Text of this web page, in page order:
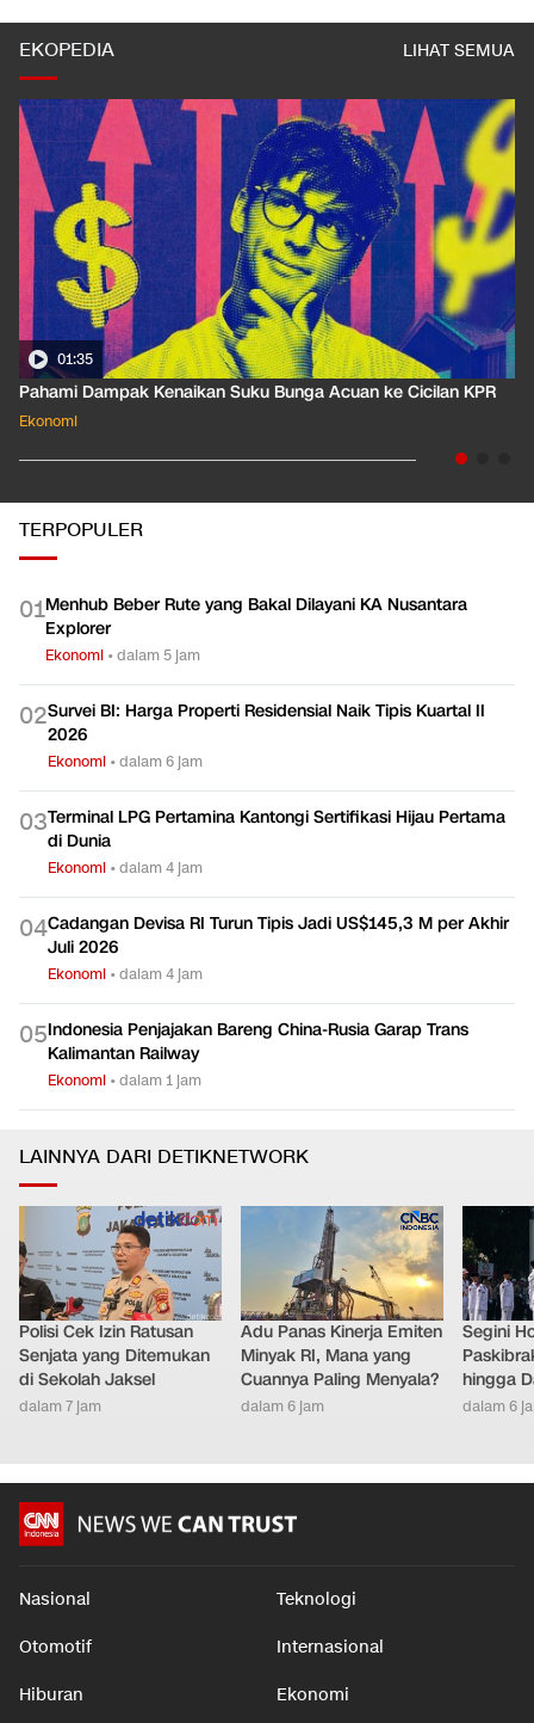
EKOPEDIA LIHAT SEMUA
01:35
Pahami Dampak Kenaikan Suku Bunga Acuan ke Cicilan KPR
Ekonomi
TERPOPULER
01Menhub Beber Rute yang Bakal Dilayani KA Nusantara
Explorer
Ekonomi •dalam 5 jam
02Survei BI: Harga Properti Residensial Naik Tipis Kuartal II
2026
Ekonomi •dalam 6 jam
03Terminal LPG Pertamina Kantongi Sertifikasi Hijau Pertama
di Dunia
Ekonomi •dalam 4 jam
04Cadangan Devisa RI Turun Tipis Jadi US$145,3 M per Akhir
Juli 2026
Ekonomi •dalam 4 jam
05Indonesia Penjajakan Bareng China-Rusia Garap Trans
Kalimantan Railway
Ekonomi •dalam 1 jam
LAINNYA DARI DETIKNETWORK
Polisi Cek Izin Ratusan
Senjata yang Ditemukan
di Sekolah Jaksel
dalam 7 jam
Adu Panas Kinerja Emiten
Minyak RI, Mana yang
Cuannya Paling Menyala?
dalam 6 jam
Segini
hingga
dalam 6
Nasional Teknologi
Otomotif Internasional
Hiburan Ekonomi